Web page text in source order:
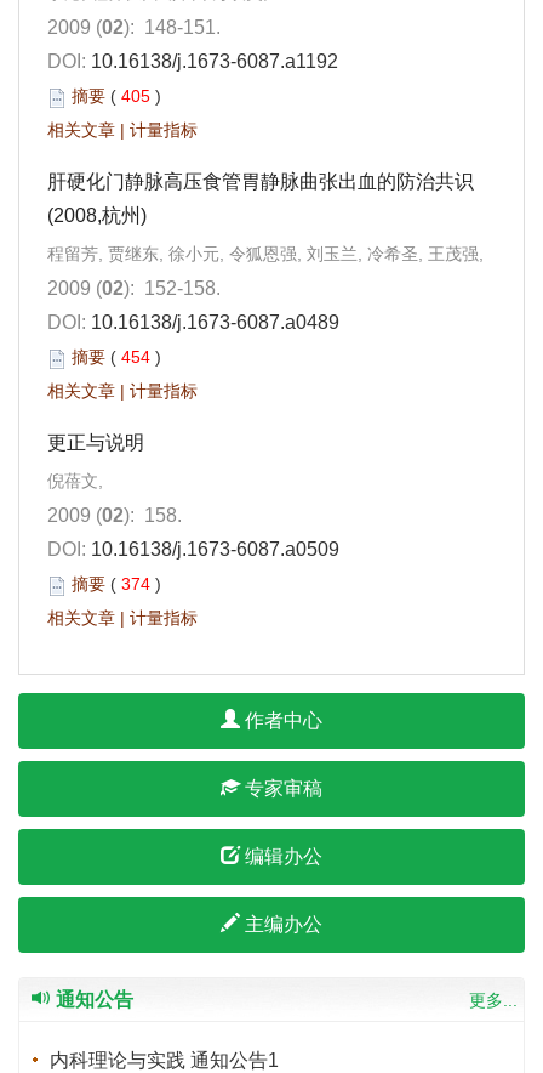
2009 (02): 148-151.
DOI: 10.16138/j.1673-6087.a1192
摘要 ( 405 )
相关文章 | 计量指标
肝硬化门静脉高压食管胃静脉曲张出血的防治共识
(2008,杭州)
程留芳, 贾继东, 徐小元, 令狐恩强, 刘玉兰, 冷希圣, 王茂强,
2009 (02): 152-158.
DOI: 10.16138/j.1673-6087.a0489
摘要 ( 454 )
相关文章 | 计量指标
更正与说明
倪蓓文,
2009 (02): 158.
DOI: 10.16138/j.1673-6087.a0509
摘要 ( 374 )
相关文章 | 计量指标
作者中心
专家审稿
编辑办公
主编办公
通知公告 更多...
内科理论与实践 通知公告1